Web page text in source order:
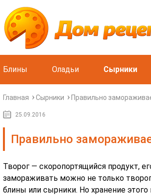
Блины Оладьи Сырники
Главная Сырники Правильно
25.09.2016
Правильно
Творог — скоропортящийся продукт,
замораживать можно не только
блины или сырники. Но хранение этого